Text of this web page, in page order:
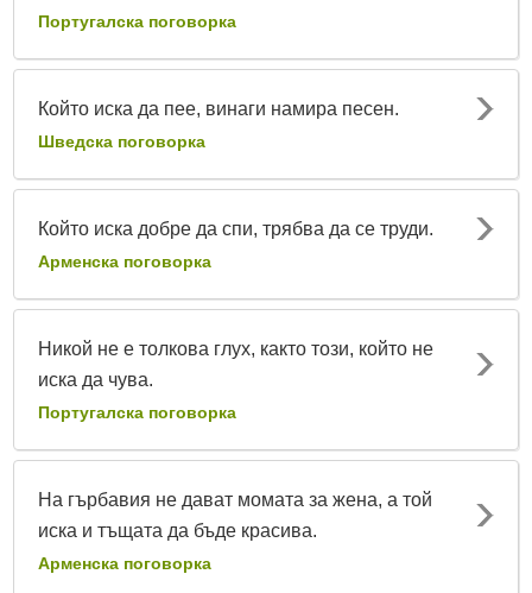
Португалска поговорка
Който иска да пее, винаги намира песен.
Шведска поговорка
Който иска добре да спи, трябва да се труди.
Арменска поговорка
Никой не е толкова глух, както този, който не
иска да чува.
Португалска поговорка
На гърбавия не дават момата за жена, а той
иска и тъщата да бъде красива.
Арменска поговорка